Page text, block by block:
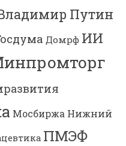
Путин
Домрф ИИ
Мосбиржа Нижний
ПМЭФ